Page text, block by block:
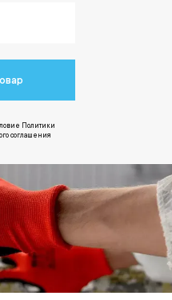
Политики
соглашения